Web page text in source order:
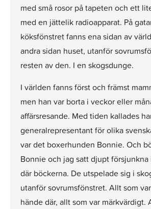
med små rosor på tapeten och ett
med en jättelik radioapparat. På
köksfönstret fanns ena sidan av
andra sidan huset, utanför
resten av den. I en skogsdunge.
I världen fanns först och främst
men han var borta i veckor eller
affärsresande. Med tiden kallades
generalrepresentant för olika
var det boxerhunden Bonnie. Och
Bonnie och jag satt djupt
där böckerna. De utspelade sig i
utanför sovrumsfönstret. Allt som
hände där, allt som var märkvärdigt.